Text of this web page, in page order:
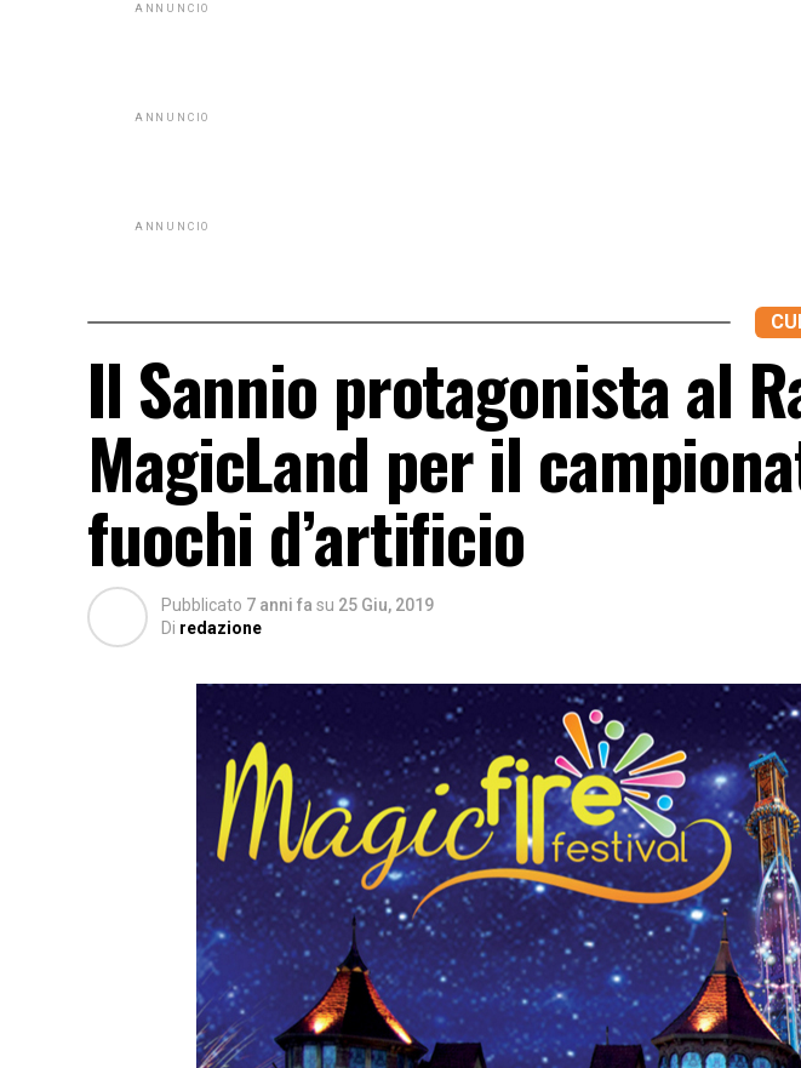
ANNUNCIO
ANNUNCIO
ANNUNCIO
Il Sannio protagonista al
MagicLand per il
fuochi d’artificio
Pubblicato 7 anni fa su 25 Giu, 2019
Di redazione